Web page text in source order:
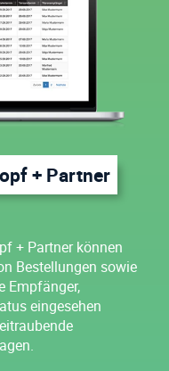
+ Partner
+ Partner können
Bestellungen sowie
Empfänger,
eingesehen